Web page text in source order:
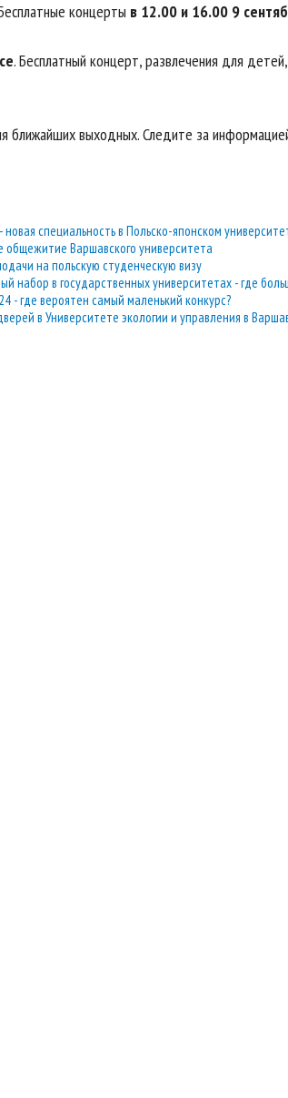
концерты в 12.00 и 16.00 9
. Бесплатный концерт, развлечения для
ближайших выходных. Следите за
новая специальность в Польско-японском
общежитие Варшавского университета
на польскую студенческую визу
набор в государственных университетах - где
- где вероятен самый маленький конкурс?
в Университете экологии и управления в